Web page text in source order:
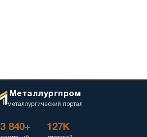
Металлургпром
металлургический портал
3 840+ 127K